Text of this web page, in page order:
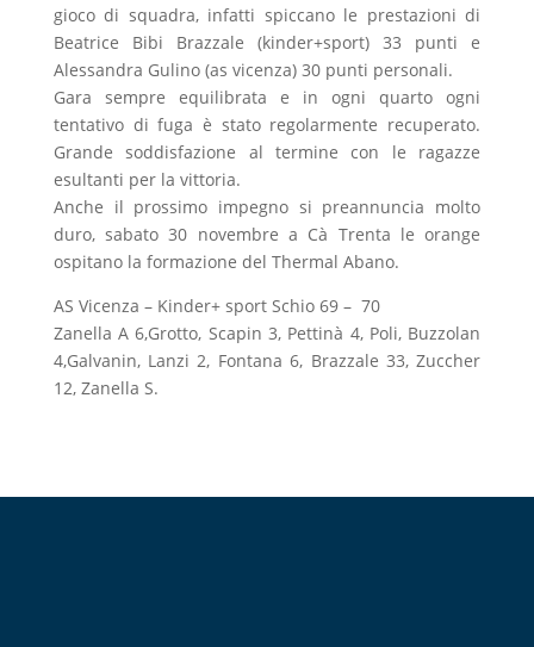
gioco di squadra, infatti spiccano le prestazioni di
Beatrice Bibi Brazzale (kinder+sport) 33 punti e
Alessandra Gulino (as vicenza) 30 punti personali.
Gara sempre equilibrata e in ogni quarto ogni
tentativo di fuga è stato regolarmente recuperato.
Grande soddisfazione al termine con le ragazze
esultanti per la vittoria.
Anche il prossimo impegno si preannuncia molto
duro, sabato 30 novembre a Cà Trenta le orange
ospitano la formazione del Thermal Abano.
AS Vicenza – Kinder+ sport Schio 69 – 70
Zanella A 6,Grotto, Scapin 3, Pettinà 4, Poli, Buzzolan
4,Galvanin, Lanzi 2, Fontana 6, Brazzale 33, Zuccher
12, Zanella S.